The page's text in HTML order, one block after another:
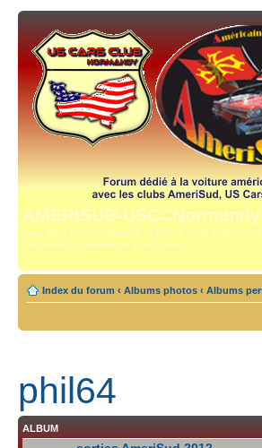
AMERISUD-
Vous avez une "américaine" ? Bravo, vous avez
compétence, reportages et technique.
Index du forum ‹ Albums photos ‹ Albums
phil64
ALBUM